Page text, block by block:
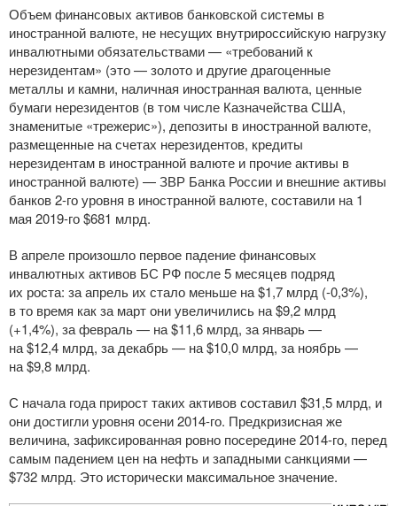
Объем финансовых активов банковской системы в
иностранной валюте, не несущих внутрироссийскую нагрузку
инвалютными обязательствами — «требований к
нерезидентам» (это — золото и другие драгоценные
металлы и камни, наличная иностранная валюта, ценные
бумаги нерезидентов (в том числе Казначейства США,
знаменитые «трежерис»), депозиты в иностранной валюте,
размещенные на счетах нерезидентов, кредиты
нерезидентам в иностранной валюте и прочие активы в
иностранной валюте) — ЗВР Банка России и внешние активы
банков2-гоуровня в иностранной валюте, составили на 1
мая 2019-го$681 млрд.
В апреле произошло первое падение финансовых
инвалютных активов БС РФ после 5 месяцев подряд
их роста: за апрель их стало меньше на $1,7 млрд (-0,3%),
в то время как за март они увеличились на $9,2 млрд
(+1,4%), за февраль — на $11,6 млрд, за январь —
на $12,4 млрд, за декабрь — на $10,0 млрд, за ноябрь —
на $9,8 млрд.
С начала года прирост таких активов составил $31,5 млрд, и
они достигли уровня осени2014-го. Предкризисная же
величина, зафиксированная ровно посередине2014-го, перед
самым падением цен на нефть и западными санкциями —
$732 млрд. Это исторически максимальное значение.